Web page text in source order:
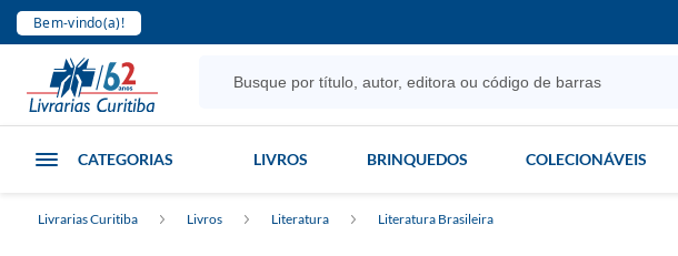
Bem-vindo(a)!
CATEGORIAS LIVROS BRINQUEDOS COLECIONÁVEIS
Livrarias Curitiba Livros Literatura Literatura Brasileira